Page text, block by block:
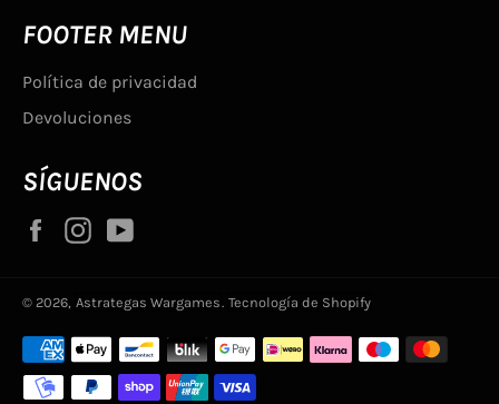
FOOTER MENU
Política de privacidad
Devoluciones
SÍGUENOS
FacebookInstagram
© 2026, Astrategas Wargames. Tecnología de Shopify
Métodos
de
pago